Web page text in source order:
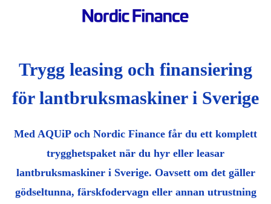
Trygg leasing och finansiering
för lantbruksmaskiner i Sverige
Med AQUiP och Nordic Finance får du ett komplett
trygghetspaket när du hyr eller leasar
lantbruksmaskiner i Sverige. Oavsett om det gäller
gödseltunna, färskfodervagn eller annan utrustning